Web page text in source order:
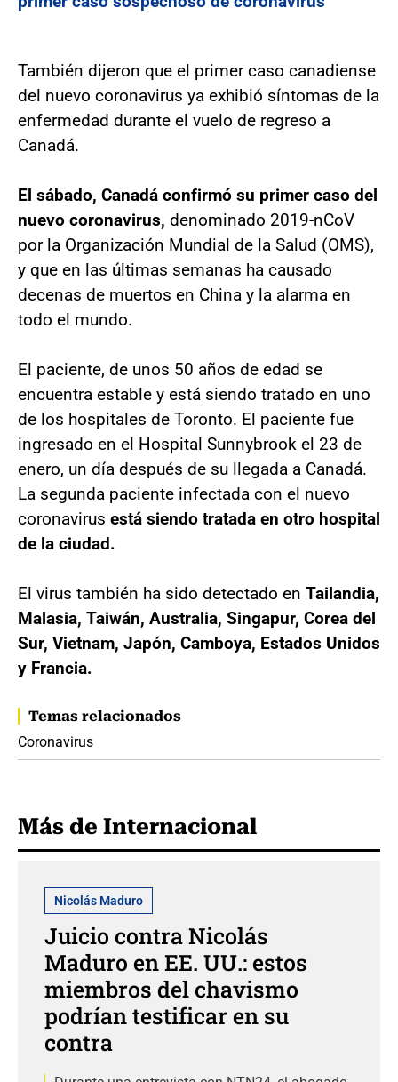
También dijeron que el primer caso canadiense
del nuevo coronavirus ya exhibió síntomas de la
enfermedad durante el vuelo de regreso a
Canadá.
El sábado, Canadá confirmó su primer caso del
nuevo coronavirus, denominado 2019-nCoV
por la Organización Mundial de la Salud (OMS),
y que en las últimas semanas ha causado
decenas de muertos en China y la alarma en
todo el mundo.
El paciente, de unos 50 años de edad se
encuentra estable y está siendo tratado en uno
de los hospitales de Toronto. El paciente fue
ingresado en el Hospital Sunnybrook el 23 de
enero, un día después de su llegada a Canadá.
La segunda paciente infectada con el nuevo
coronavirus está siendo tratada en otro hospital
de la ciudad.
El virus también ha sido detectado en Tailandia,
Malasia, Taiwán, Australia, Singapur, Corea del
Sur, Vietnam, Japón, Camboya, Estados Unidos
y Francia.
Temas relacionados
Coronavirus
Más de Internacional
Nicolás Maduro
Juicio contra Nicolás
Maduro en EE. UU.: estos
miembros del chavismo
podrían testificar en su
contra